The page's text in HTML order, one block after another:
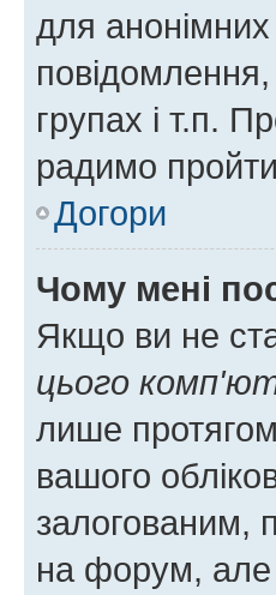
для анонімних
групах і т.п.
радимо
Догори
Чому мені
Якщо ви не
цього
лише
вашого
залогованим,
на форум, але